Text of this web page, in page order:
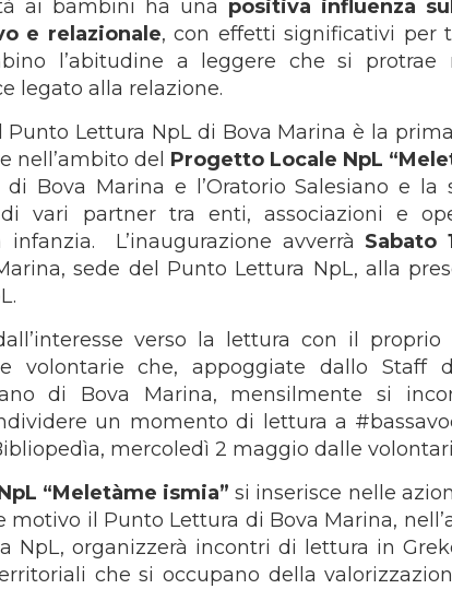
ai bambini ha una positiva influenza
e relazionale, con effetti significativi per
l’abitudine a leggere che si protrae
legato alla relazione.
Punto Lettura NpL di Bova Marina è la
nell’ambito del Progetto Locale NpL
Bova Marina e l’Oratorio Salesiano e la
vari partner tra enti, associazioni e
L’inaugurazione avverrà Sabato
sede del Punto Lettura NpL, alla
verso la lettura con il
volontarie che, appoggiate dallo Staff
di Bova Marina, mensilmente si
un momento di lettura a
mercoledì 2 maggio dalle
“Meletàme ismia”si inserisce nelle
motivo il Punto Lettura di Bova Marina,
NpL, organizzerà incontri di lettura in
che si occupano della